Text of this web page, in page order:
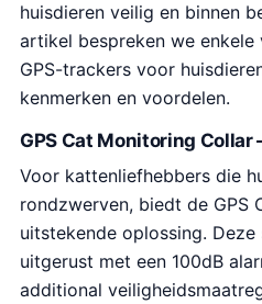
huisdieren veilig en binnen
artikel bespreken we
GPS-trackers voor
kenmerken en voordelen.
GPS Cat Monitoring Collar
Voor kattenliefhebbers die
rondzwerven, biedt de GPS
uitstekende oplossing.
uitgerust met een 100dB
additional